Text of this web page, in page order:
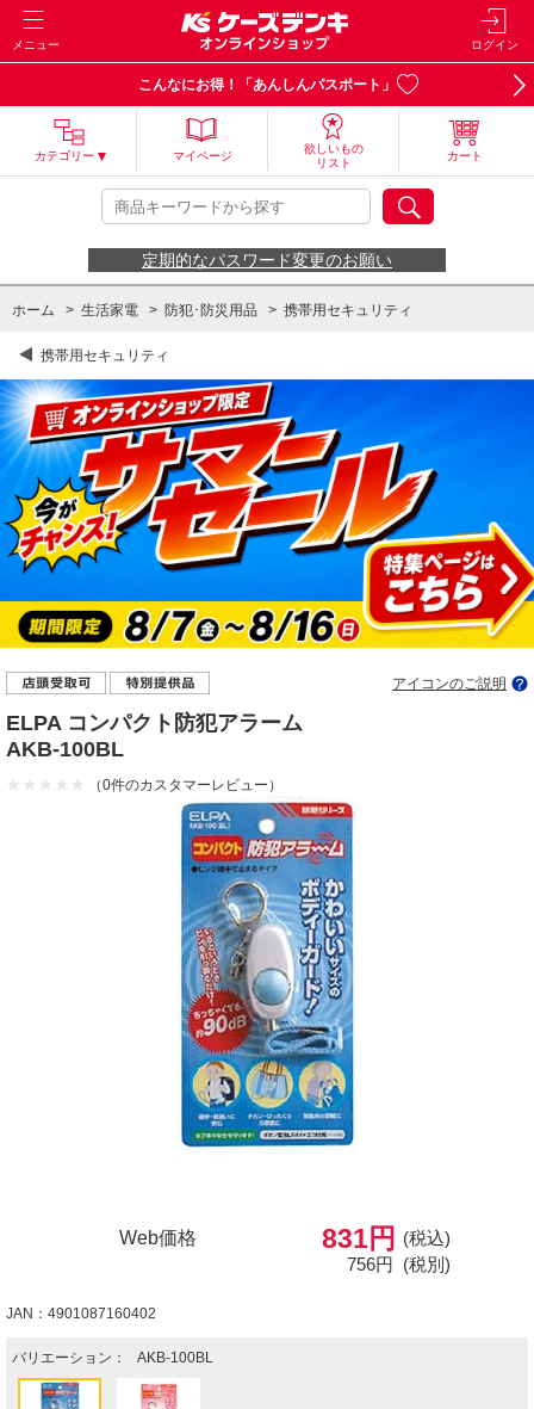
メニュー ログイン
こんなにお得！「あんしんパスポート」
カテゴリー マイページ
欲しいもの
リスト
カート
定期的なパスワード変更のお願い
ホーム > 生活家電 > 防犯･防災用品 > 携帯用セキュリティ
携帯用セキュリティ
アイコンのご説明
ELPA コンパクト防犯アラーム
AKB-100BL
（0件のカスタマーレビュー）
Web価格 831円
(税込)
756円 (税別)
JAN：4901087160402
バリエーション： AKB-100BL